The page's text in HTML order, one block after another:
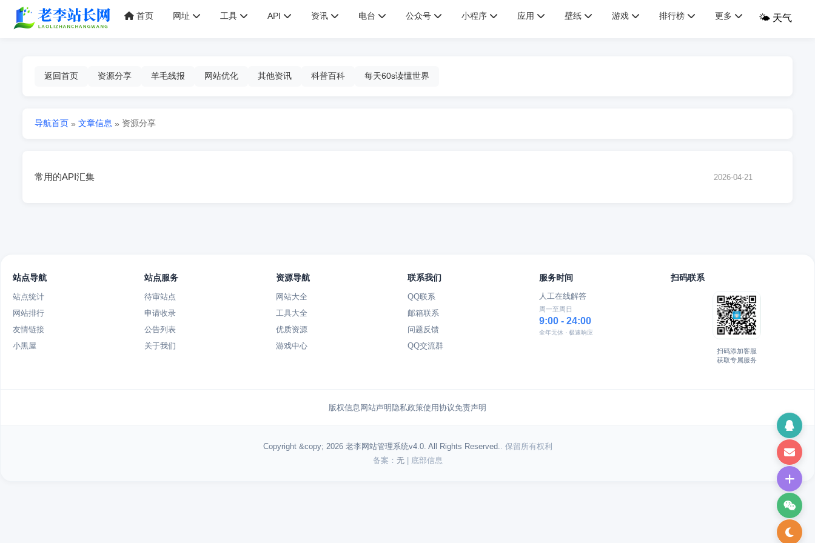
首页 网址 工具 API 资讯 电台 公众号 小程序 应用 壁纸 游戏 排行榜 更多 🌤️ 天气
返回首页 资源分享 羊毛线报 网站优化 其他资讯 科普百科 每天60s读懂世界
导航首页 » 文章信息 » 资源分享
常用的API汇集 2026-04-21
站点导航
站点统计
网站排行
友情链接
小黑屋
站点服务
待审站点
申请收录
公告列表
关于我们
资源导航
网站大全
工具大全
优质资源
游戏中心
联系我们
QQ联系
邮箱联系
问题反馈
QQ交流群
服务时间
人工在线解答
周一至周日
9:00 - 24:00
全年无休 · 极速响应
扫码联系
扫码添加客服
获取专属服务
版权信息 网站声明 隐私政策使用协议免责声明
Copyright &copy; 2026 老李网站管理系统v4.0. All Rights Reserved.. 保留所有权利
备案： 无| 底部信息